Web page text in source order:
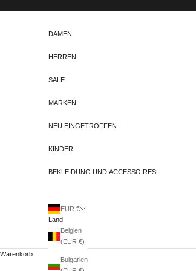
DAMEN
HERREN
SALE
MARKEN
NEU EINGETROFFEN
KINDER
BEKLEIDUNG UND ACCESSOIRES
EUR €
Land
Belgien
(EUR €)
Bulgarien
Warenkorb